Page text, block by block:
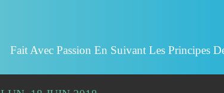
Fait Avec Passion En Suivant Les Principes